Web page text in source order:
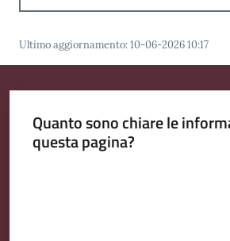
Ultimo aggiornamento:10-06-2026 10:17
Quanto sono chiare le
questa pagina?